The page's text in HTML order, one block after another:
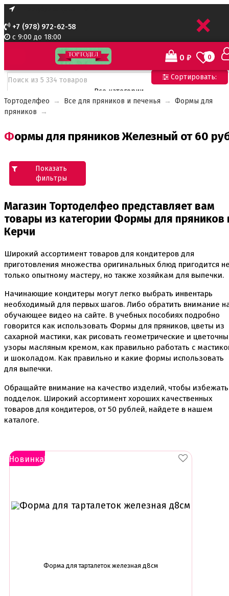
+7 (978) 972-62-58
с 9:00 до 18:00
0
0 ₽
Все категории
Ароматизаторы пищевые
Ароматизаторы пищевые жидкие Flavor Art 10мл
Безе маршмеллоу мармелад
Бордюрная лента для тортов
Бумажные формы
Все для МАКАРУНС
Все для кейк попсов
Все для кексов и маффинов
Украшения и инструмент для кексов маффинов
Упаковка для кексов
Формы бумажные тарталетки
Все для пищевого принтера
Все для пряников и печенья
3д печать эксклюзивных форм для пряников
Формы для пряников
Всё для праздника
Вырубки для пряников
Изготовление цветов (пищевая флористика)
Силиконовые молды
Коврики силиконовые для выпечки
Кондитерский инвентарь
Тортоделфео → Все для пряников и печенья → Формы для
пряников
→
Формы для пряников Железный от 60
Показать
фильтры
Магазин Тортоделфео представляет вам
товары из категории Формы для пряников
Керчи
Широкий ассортимент товаров для кондитеров для
приготовления множества оригинальных блюд пригодится
только опытному мастеру, но также хозяйкам для выпечки.
Начинающие кондитеры могут легко выбрать инвентарь
необходимый для первых шагов. Либо обратить внимание
обучающее видео на сайте. В учебных пособиях подробно
говорится как использовать Формы для пряников, цветы из
сахарной мастики, как рисовать геометрические и
узоры масляным кремом, как правильно работать с
и шоколадом. Как правильно и какие формы использовать
для выпечки.
Обращайте внимание на качество изделий, чтобы избежать
подделок. Широкий ассортимент хороших качественных
товаров для кондитеров, от50 рублей, найдете в нашем
каталоге.
Сортировать:
Новинка!
Форма для тарталеток железная д8см
+